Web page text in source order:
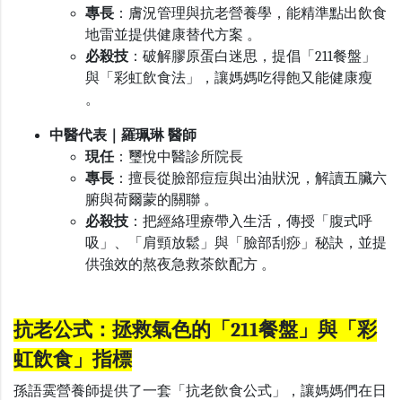
專長 ：膚況管理與抗老營養學，能精準點出飲食
地雷並提供健康替代方案 。
必殺技 ：破解膠原蛋白迷思，提倡「 211餐盤」
與「彩虹飲食法」，讓媽媽吃得飽又能健康瘦
。
中醫代表｜羅珮琳 醫師
現任：璽悅中醫診所院長
專長 ：擅長從臉部痘痘與出油狀況，解讀五臟六
腑與荷爾蒙的關聯 。
必殺技 ：把經絡理療帶入生活，傳授「腹式呼
吸」、「肩頸放鬆」與「臉部刮痧」秘訣，並提
供強效的熬夜急救茶飲配方 。
抗老公式：拯救氣色的「211餐盤」與「彩
虹飲食」指標
孫語霙營養師提供了一套「抗老飲食公式」，讓媽媽們在日